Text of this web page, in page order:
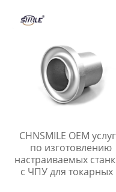
CHNSMILE OEM
по изготовлению
настраиваемых
с ЧПУ для токарных